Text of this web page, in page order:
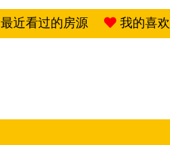
最近看过的房源 我的喜欢